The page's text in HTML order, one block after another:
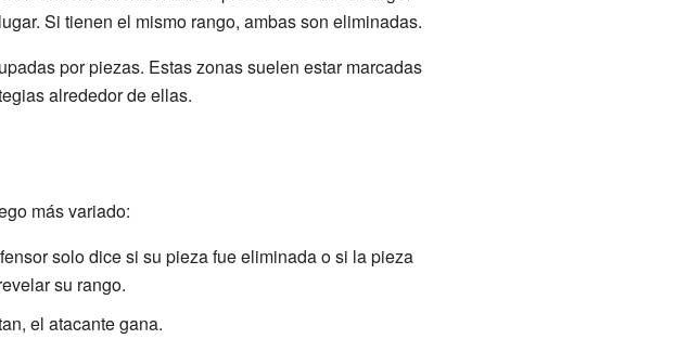
Si tienen el mismo rango, ambas son eliminadas.
por piezas. Estas zonas suelen estar marcadas
alrededor de ellas.
más variado:
solo dice si su pieza fue eliminada o si la pieza
su rango.
el atacante gana.